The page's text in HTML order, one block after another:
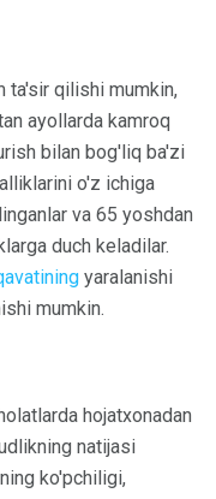
ta'sir qilishi mumkin,
ayollarda kamroq
bilan bog'liq ba'zi
o'z ichiga
va 65 yoshdan
duch keladilar.
yaralanishi
mumkin.
hojatxonadan
natijasi
ko'pchiligi,